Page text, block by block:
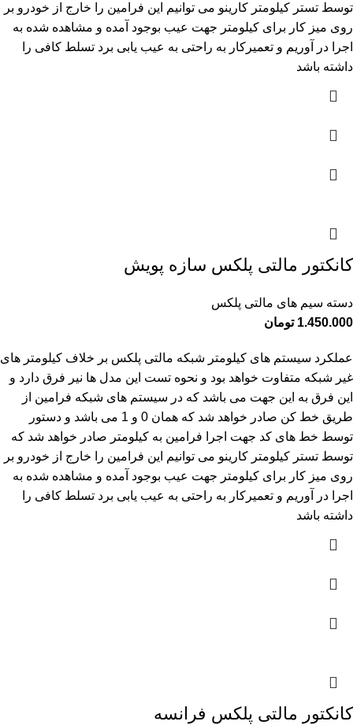
توسط تستر کیلومتر کارینو می توانیم این فرامین را خارج از خودرو بر
روی میز کار برای کیلومتر جهت عیب بوجود آمده و مشاهده شده به
اجرا در آوریم و تعمیرکار به راحتی به عیب یابی برد تسلط کافی را
داشته باشد
کانکتور مالتی پلکس سازه پویش
دسته سیم های مالتی پلکس
1.450.000 تومان
عملکرد سیستم های کیلومتر شبکه مالتی پلکس بر خلاف کیلومتر های
غیر شبکه متفاوت خواهد بود و نحوه تست این مدل ها نیر فرق دارد و
این فرق به این جهت می باشد که در سیستم های شبکه فرامین از
طریق خط کن صادر خواهد شد که همان 0 و 1 می باشد و دستور
توسط خط های کد جهت اجرا فرامین به کیلومتر صادر خواهد شد که
توسط تستر کیلومتر کارینو می توانیم این فرامین را خارج از خودرو بر
روی میز کار برای کیلومتر جهت عیب بوجود آمده و مشاهده شده به
اجرا در آوریم و تعمیرکار به راحتی به عیب یابی برد تسلط کافی را
داشته باشد
کانکتور مالتی پلکس فرانسه